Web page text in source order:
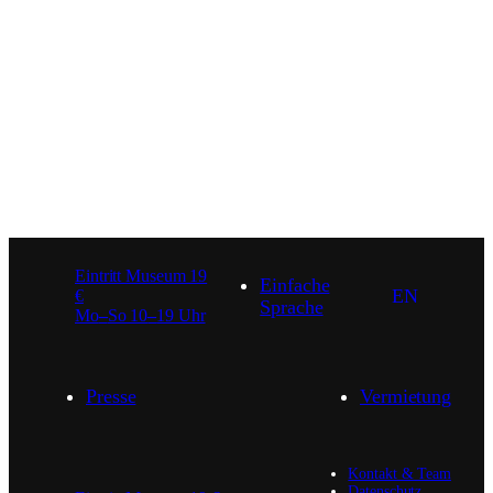
Eintritt Museum 19
€
Mo–So 10–19 Uhr
Einfache
Sprache
EN
Presse Vermietung
Kontakt & Team